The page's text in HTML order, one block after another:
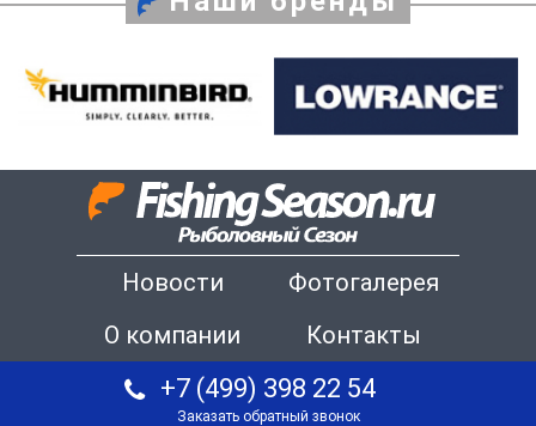
Новости
Фотогалерея
О компании
Контакты
+7 (499) 398 22 54
Заказать обратный звонок